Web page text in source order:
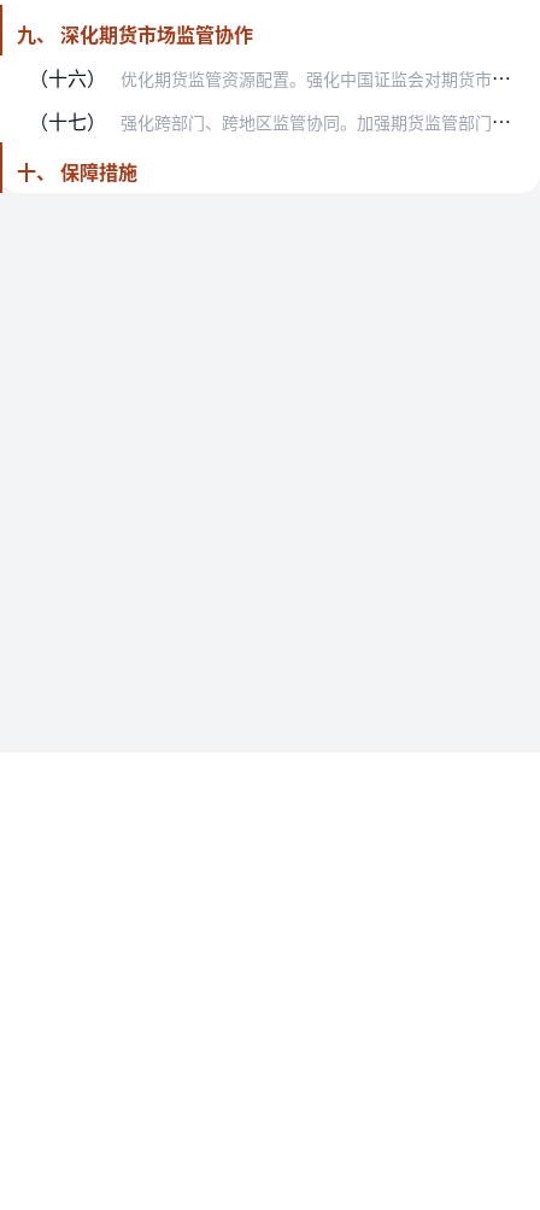
九、 深化期货市场监管协作
（十六）
优化期货监管资源配置。强化中国证监会对期货市场的行政监管职能，完善期货交易所和期货业协会自律管理职能。充分运用科技手段赋能期货监管，提升非现场监测效能，优化现场…
（十七） 强化跨部门、跨地区监管协同。加强期货监管部门与现货市场管理部门、其他金融管理部门之间的信息共享、沟通会商和协同联动，妥善应对期现货市场风险，促进期现货市场平稳健…
十、 保障措施